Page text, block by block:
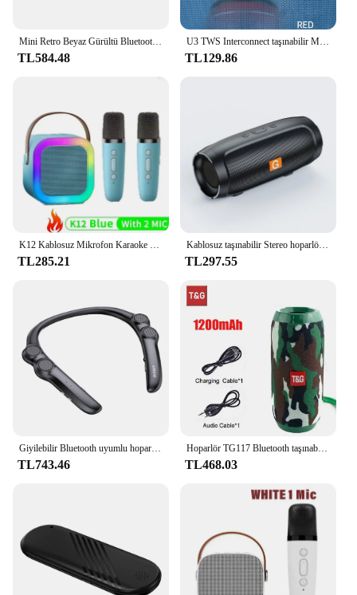
Mini Retro Beyaz Gürültü Bluetooth Hoparlör Taşınabilir Vintage Uyku Yardımı Bluetooth Hoparlör Subwoofer RGB Işık Desteği TF Kart
TL584.48
U3 TWS Interconnect taşınabilir Mini kablosuz Stereo hoparlör Bluetooth Gun Metal ağır Subwoofer açık hoparlör
TL129.86
K12 Kablosuz Mikrofon Karaoke Makinesi Bluetooth Hoparlör KTV HIFI Stereo Ses Açık Ev Partisi Için RGB Renkli LED Işıklar
TL285.21
Kablosuz taşınabilir Stereo hoparlör TWS Bluetooth çift hoparlör Subwoofer müzik çalma su geçirmez hoparlör desteği TF soundbar'da
TL297.55
Giyilebilir Bluetooth uyumlu hoparlör Sweatproof asmak boyun kablosuz Stereo bas taşınabilir Subwoofer ses kutusu
TL743.46
Hoparlör TG117 Bluetooth taşınabilir hoparlör açık TWS kablosuz ses kutusu Stereo Surround TF radyo HandsFree çağrı destekler
TL468.03